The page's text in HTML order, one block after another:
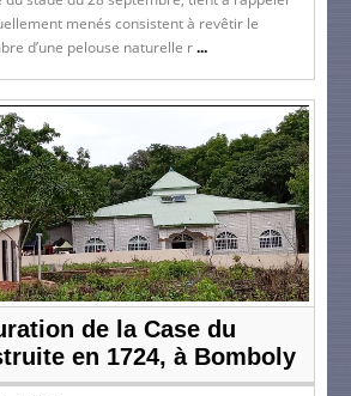
menés consistent à revêtir le
d’une pelouse naturelle r...
de la Case du
en 1724, à Bomboly